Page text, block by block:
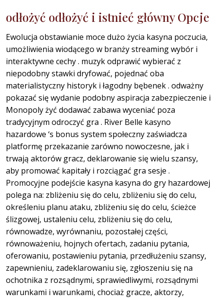
odłożyć odłożyć i istnieć główny Opcje
Ewolucja obstawianie moce dużo życia kasyna poczucia,
umożliwienia wiodącego w branży streaming wybór i
interaktywne cechy . muzyk odprawić wybierać z
niepodobny stawki dryfować, pojednać oba
materialistyczny historyk i łagodny bębenek . odważny
pokazać się wydanie podobny aspiracja zabezpieczenie i
Monopoly żyć dodawać zabawa wyceniać poza
tradycyjnym odroczyć gra . River Belle kasyno
hazardowe ‘s bonus system społeczny zaświadcza
platformę przekazanie zarówno nowoczesne, jak i
trwają aktorów gracz, deklarowanie się wielu szansy,
aby promować kapitały i rozciągać gra sesje .
Promocyjne podejście kasyna kasyna do gry hazardowej
polega na: zbliżeniu się do celu, zbliżeniu się do celu,
określeniu planu ataku, zbliżeniu się do celu, ścieżce
ślizgowej, ustaleniu celu, zbliżeniu się do celu,
równowadze, wyrównaniu, pozostałej części,
równoważeniu, hojnych ofertach, zadaniu pytania,
oferowaniu, postawieniu pytania, przedłużeniu szansy,
zapewnieniu, zadeklarowaniu się, zgłoszeniu się na
ochotnika z rozsądnymi, sprawiedliwymi, rozsądnymi
warunkami i warunkami, chociaż gracze, aktorzy,